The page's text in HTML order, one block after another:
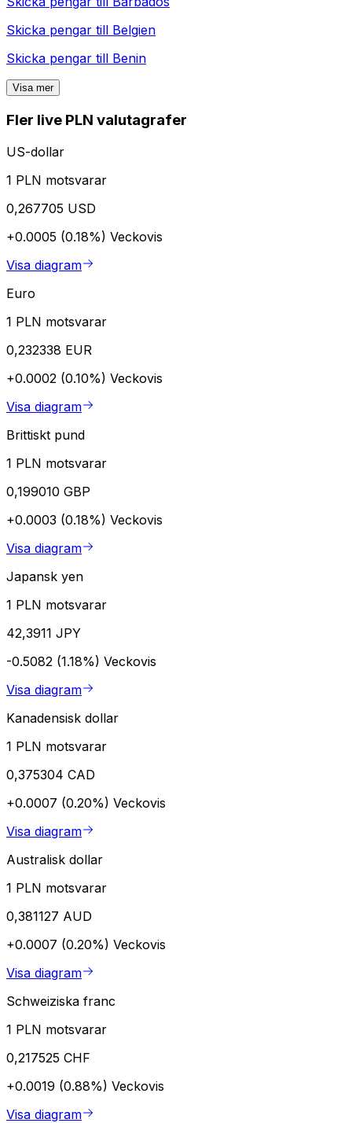
Skicka pengar till Belgien
Skicka pengar till Benin
Visa mer
Fler live PLN valutagrafer
US-dollar
1 PLN motsvarar
0,267705 USD
+0.0005 (0.18%) Veckovis
Visa diagram
Euro
1 PLN motsvarar
0,232338 EUR
+0.0002 (0.10%) Veckovis
Visa diagram
Brittiskt pund
1 PLN motsvarar
0,199010 GBP
+0.0003 (0.18%) Veckovis
Visa diagram
Japansk yen
1 PLN motsvarar
42,3911 JPY
-0.5082 (1.18%) Veckovis
Visa diagram
Kanadensisk dollar
1 PLN motsvarar
0,375304 CAD
+0.0007 (0.20%) Veckovis
Visa diagram
Australisk dollar
1 PLN motsvarar
0,381127 AUD
+0.0007 (0.20%) Veckovis
Visa diagram
Schweiziska franc
1 PLN motsvarar
0,217525 CHF
+0.0019 (0.88%) Veckovis
Visa diagram